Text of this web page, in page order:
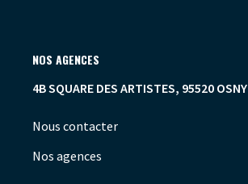
NOS AGENCES
4B SQUARE DES ARTISTES, 95520 OSNY
Nous contacter
Nos agences